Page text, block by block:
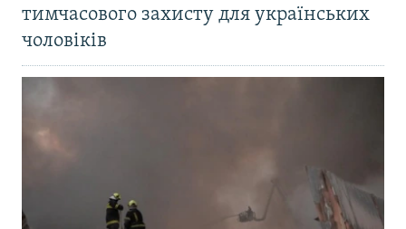
тимчасового захисту для українських
чоловіків